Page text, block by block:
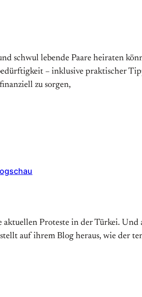
schwul lebende Paare heiraten
– inklusive praktischer
zu sorgen,
Proteste in der Türkei. Und
auf ihrem Blog heraus, wie der